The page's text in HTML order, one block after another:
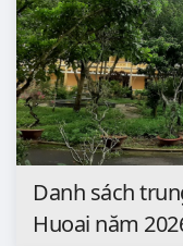
Danh sách
Huoai năm